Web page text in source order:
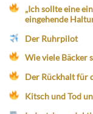
„Ich sollte eine
eingehende
Der Ruhrpilot
Wie viele Bäcker
Der Rückhalt für
Kitsch und Tod